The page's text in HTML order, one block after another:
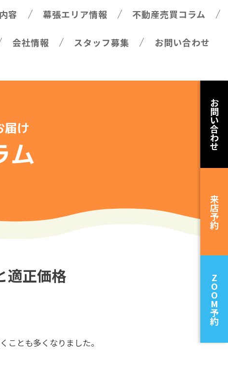
容 幕張エリア情報 不動産売買コラム
会社情報 スタッフ募集 お問い合わせ
届け
ム
適正価格
ことも多くなりました。
お
問
い
合
わ
せ
来
店
予
約
Z
O
O
M
予
約